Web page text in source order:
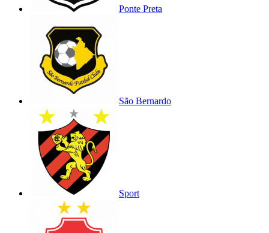
Ponte Preta
São Bernardo
Sport